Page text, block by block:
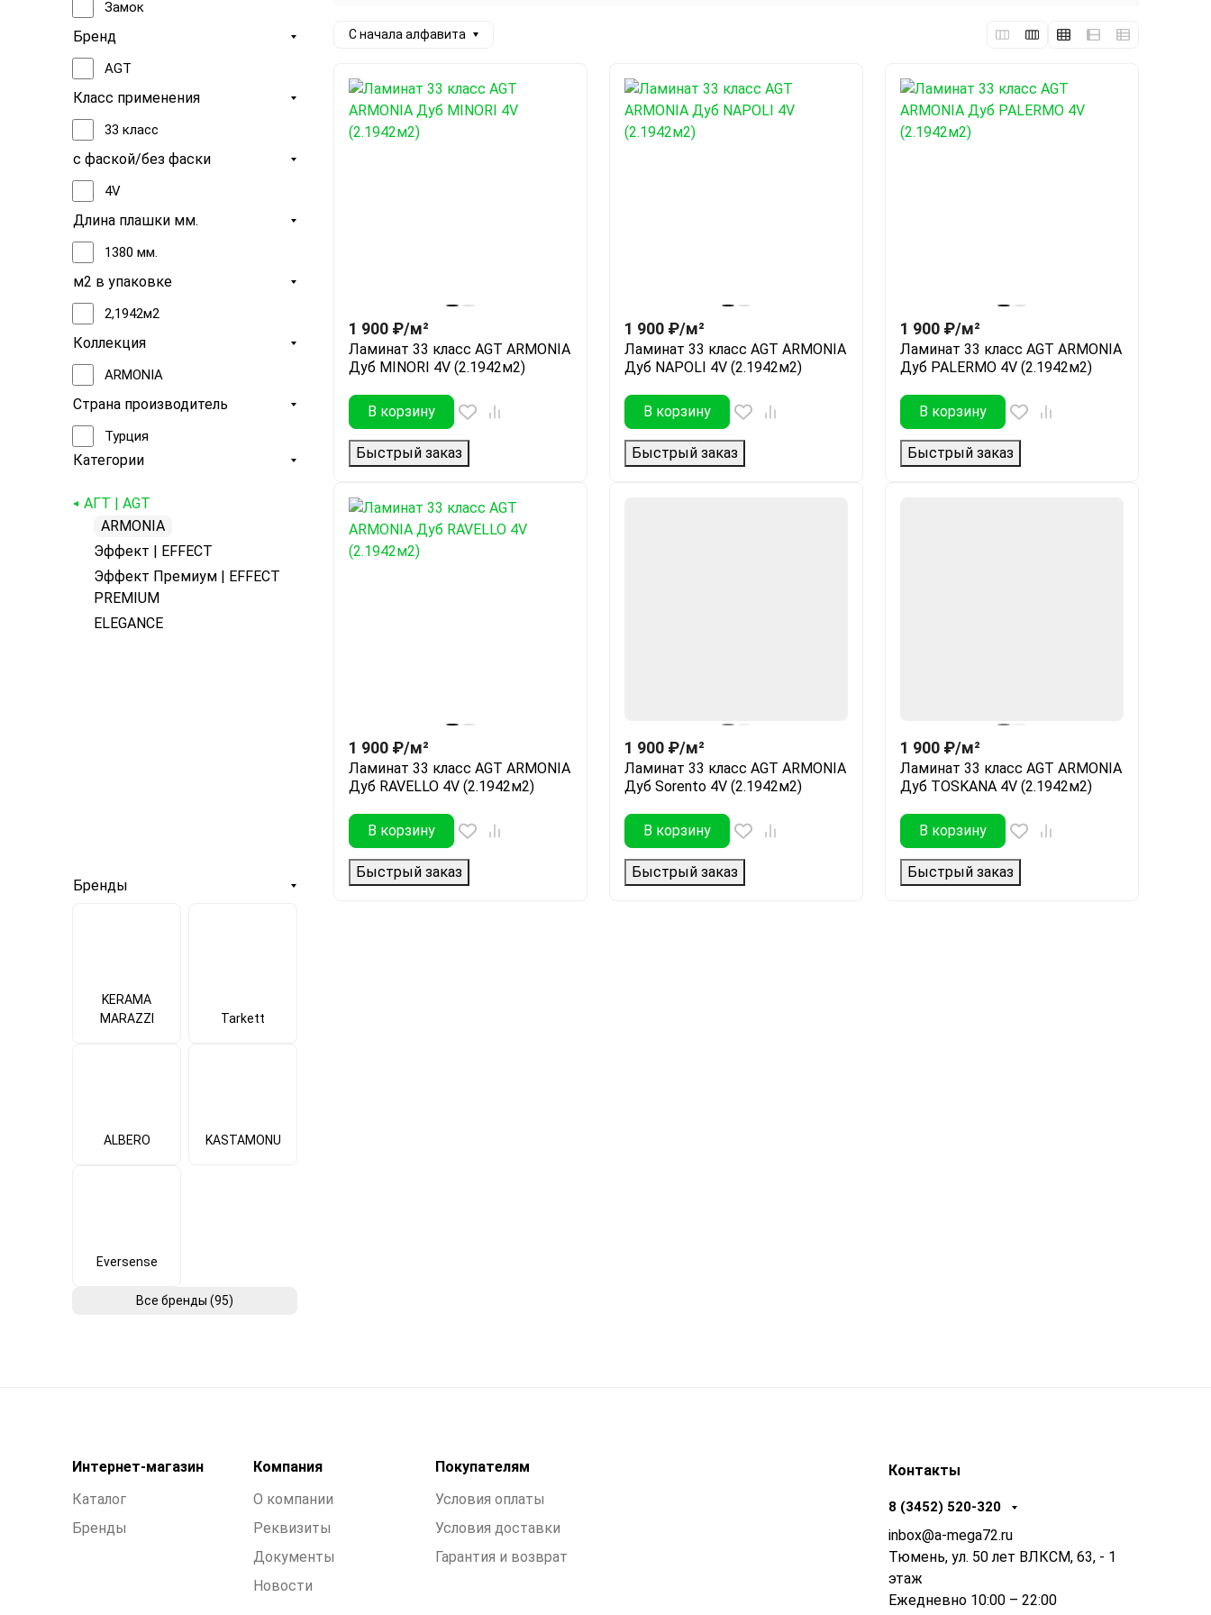
Замок
Бренд
AGT
Класс применения
33 класс
с фаской/без фаски
4V
Длина плашки мм.
1380 мм.
м2 в упаковке
2,1942м2
Коллекция
ARMONIA
Страна производитель
Турция
Категории
АГТ | AGT
ARMONIA
Эффект | EFFECT
Эффект Премиум | EFFECT
PREMIUM
ELEGANCE
Бренды
KERAMA
MARAZZI
Tarkett
ALBERO KASTAMONU
Eversense
Все бренды (95)
С начала алфавита
1 900 ₽/м²
Ламинат 33 класс AGT ARMONIA
Дуб MINORI 4V (2.1942м2)
В корзину
Быстрый заказ
1 900 ₽/м²
Ламинат 33 класс AGT ARMONIA
Дуб NAPOLI 4V (2.1942м2)
В корзину
Быстрый заказ
1 900 ₽/м²
Ламинат 33 класс AGT ARMONIA
Дуб PALERMO 4V (2.1942м2)
В корзину
Быстрый заказ
1 900 ₽/м²
Ламинат 33 класс AGT ARMONIA
Дуб RAVELLO 4V (2.1942м2)
В корзину
Быстрый заказ
1 900 ₽/м²
Ламинат 33 класс AGT ARMONIA
Дуб Sorento 4V (2.1942м2)
В корзину
Быстрый заказ
1 900 ₽/м²
Ламинат 33 класс AGT ARMONIA
Дуб TOSKANA 4V (2.1942м2)
В корзину
Быстрый заказ
Интернет-магазин
Каталог
Бренды
Компания
О компании
Реквизиты
Документы
Новости
Покупателям
Условия оплаты
Условия доставки
Гарантия и возврат
Контакты
8 (3452) 520-320
inbox@a-mega72.ru
Тюмень, ул. 50 лет ВЛКСМ, 63, - 1
этаж
Ежедневно 10:00 – 22:00